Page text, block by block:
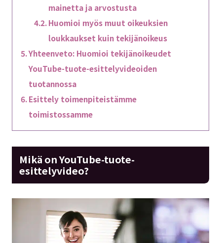
mainetta ja arvostusta
Huomioi myös muut oikeuksien
loukkaukset kuin tekijänoikeus
Yhteenveto: Huomioi tekijänoikeudet
YouTube-tuote-esittelyvideoiden
tuotannossa
Esittely toimenpiteistämme
toimistossamme
Mikä on YouTube-tuote-
esittelyvideo?